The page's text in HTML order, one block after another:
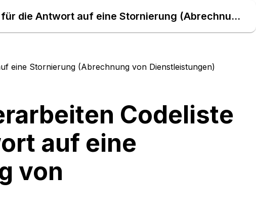
EBD Nr. E_0261 Storno verarbeiten Codeliste zur Prüfung für die Antwort auf eine Stornierung (Abrechnung von Dienstleistungen) – Daten Atlas
eine Stornierung (Abrechnung von Dienstleistungen)
Codeliste
auf eine
von